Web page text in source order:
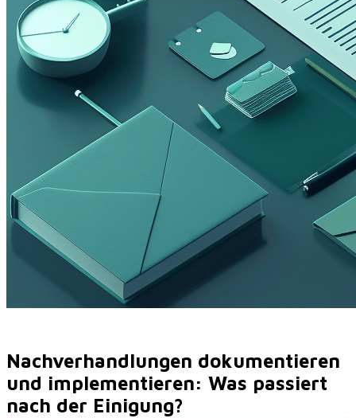
Nachverhandlungen dokumentieren
und implementieren: Was passiert
nach der Einigung?